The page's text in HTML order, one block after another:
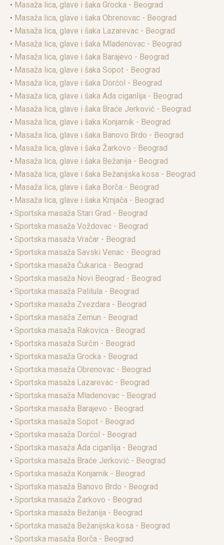
• Masaža lica, glave i šaka Grocka - Beograd
• Masaža lica, glave i šaka Obrenovac - Beograd
• Masaža lica, glave i šaka Lazarevac - Beograd
• Masaža lica, glave i šaka Mladenovac - Beograd
• Masaža lica, glave i šaka Barajevo - Beograd
• Masaža lica, glave i šaka Sopot - Beograd
• Masaža lica, glave i šaka Dorćol - Beograd
• Masaža lica, glave i šaka Ada ciganlija - Beograd
• Masaža lica, glave i šaka Braće Jerković - Beograd
• Masaža lica, glave i šaka Konjarnik - Beograd
• Masaža lica, glave i šaka Banovo Brdo - Beograd
• Masaža lica, glave i šaka Žarkovo - Beograd
• Masaža lica, glave i šaka Bežanija - Beograd
• Masaža lica, glave i šaka Bežanijska kosa - Beograd
• Masaža lica, glave i šaka Borča - Beograd
• Masaža lica, glave i šaka Krnjača - Beograd
• Sportska masaža Stari Grad - Beograd
• Sportska masaža Voždovac - Beograd
• Sportska masaža Vračar - Beograd
• Sportska masaža Savski Venac - Beograd
• Sportska masaža Čukarica - Beograd
• Sportska masaža Novi Beograd - Beograd
• Sportska masaža Palilula - Beograd
• Sportska masaža Zvezdara - Beograd
• Sportska masaža Zemun - Beograd
• Sportska masaža Rakovica - Beograd
• Sportska masaža Surčin - Beograd
• Sportska masaža Grocka - Beograd
• Sportska masaža Obrenovac - Beograd
• Sportska masaža Lazarevac - Beograd
• Sportska masaža Mladenovac - Beograd
• Sportska masaža Barajevo - Beograd
• Sportska masaža Sopot - Beograd
• Sportska masaža Dorćol - Beograd
• Sportska masaža Ada ciganlija - Beograd
• Sportska masaža Braće Jerković - Beograd
• Sportska masaža Konjarnik - Beograd
• Sportska masaža Banovo Brdo - Beograd
• Sportska masaža Žarkovo - Beograd
• Sportska masaža Bežanija - Beograd
• Sportska masaža Bežanijska kosa - Beograd
• Sportska masaža Borča - Beograd